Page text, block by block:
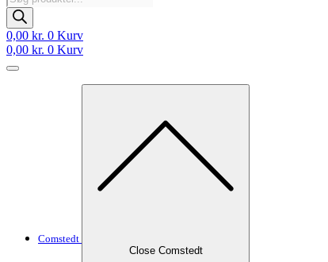
search
0,00 kr. 0 Kurv
0,00 kr. 0 Kurv
Comstedt
Close Comstedt